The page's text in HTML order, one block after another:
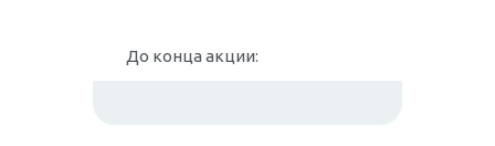
До конца акции: